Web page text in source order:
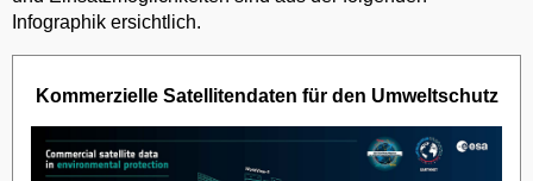
Infographik ersichtlich.
Kommerzielle Satellitendaten für den Umweltschutz